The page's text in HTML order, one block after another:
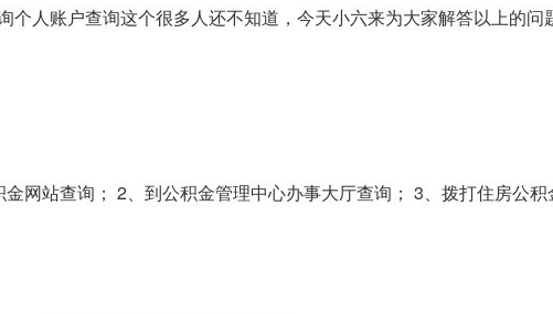
个人账户查询这个很多人还不知道，今天小六来为大家解答以上的问
网站查询； 2、到公积金管理中心办事大厅查询； 3、拨打住房公